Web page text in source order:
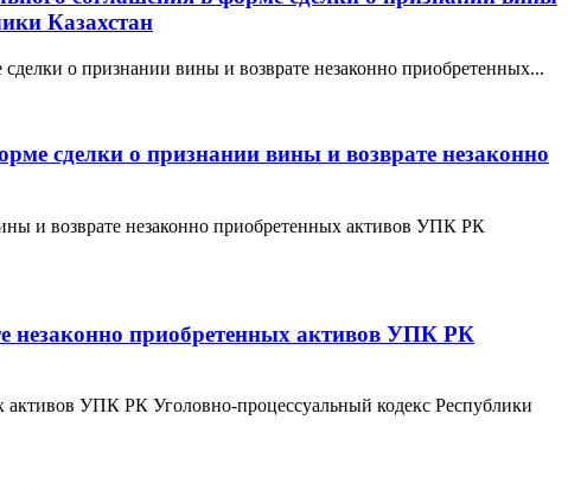
Казахстан
о признании вины и возврате незаконно приобретенных...
сделки о признании вины и возврате незаконно
и возврате незаконно приобретенных активов УПК РК
незаконно приобретенных активов УПК РК
активов УПК РК Уголовно-процессуальный кодекс Республики